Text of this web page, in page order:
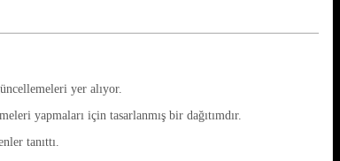
yer alıyor.
yapmaları için tasarlanmış bir dağıtımdır.
tanıttı.